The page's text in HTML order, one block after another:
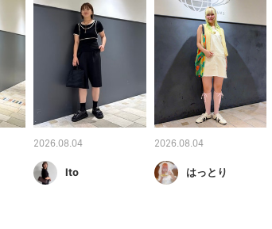
2026.08.04
Ito
2026.08.04
はっとり